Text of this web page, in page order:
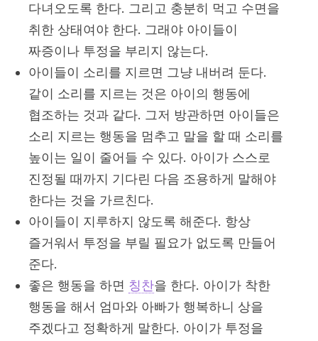
다녀오도록 한다. 그리고 충분히 먹고 수면을
취한 상태여야 한다. 그래야 아이들이
짜증이나 투정을 부리지 않는다.
아이들이 소리를 지르면 그냥 내버려 둔다.
같이 소리를 지르는 것은 아이의 행동에
협조하는 것과 같다. 그저 방관하면 아이들은
소리 지르는 행동을 멈추고 말을 할 때 소리를
높이는 일이 줄어들 수 있다. 아이가 스스로
진정될 때까지 기다린 다음 조용하게 말해야
한다는 것을 가르친다.
아이들이 지루하지 않도록 해준다. 항상
즐거워서 투정을 부릴 필요가 없도록 만들어
준다.
좋은 행동을 하면 칭찬을 한다. 아이가 착한
행동을 해서 엄마와 아빠가 행복하니 상을
주겠다고 정확하게 말한다. 아이가 투정을